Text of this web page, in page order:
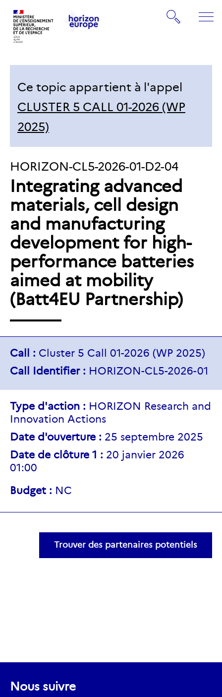
page
la
d'accueil
Rechercher
Ce topic appartient à l'appel
CLUSTER 5 CALL 01-2026 (WP
2025)
IDENTIFIANT
DU
TOPIC:
HORIZON-CL5-2026-01-D2-04
Integrating advanced
materials, cell design
and manufacturing
development for high-
performance batteries
aimed at mobility
(Batt4EU Partnership)
Type d'action : HORIZON Research and
Innovation Actions
Date d'ouverture : 25 septembre 2025
Date de clôture 1 : 20 janvier 2026
01:00
Budget : NC
Call : Cluster 5 Call 01-2026 (WP 2025)
Call Identifier : HORIZON-CL5-2026-01
Trouver des partenaires potentiels
Nous suivre